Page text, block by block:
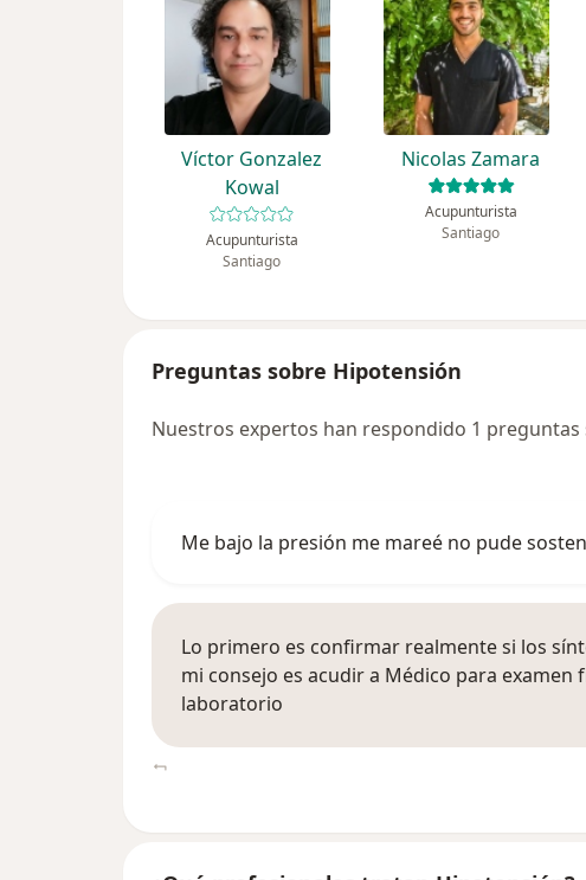
Víctor Gonzalez
Kowal
Acupunturista
Santiago
Nicolas Zamara
Acupunturista
Santiago
Preguntas sobre Hipotensión
Nuestros expertos han respondido 1
Me bajo la presión me mareé no pude
Lo primero es confirmar realmente si los
mi consejo es acudir a Médico para
laboratorio